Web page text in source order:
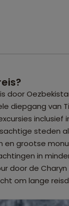
door
diepgang van
inclusief
steden
en grootse
in
door de
om lange